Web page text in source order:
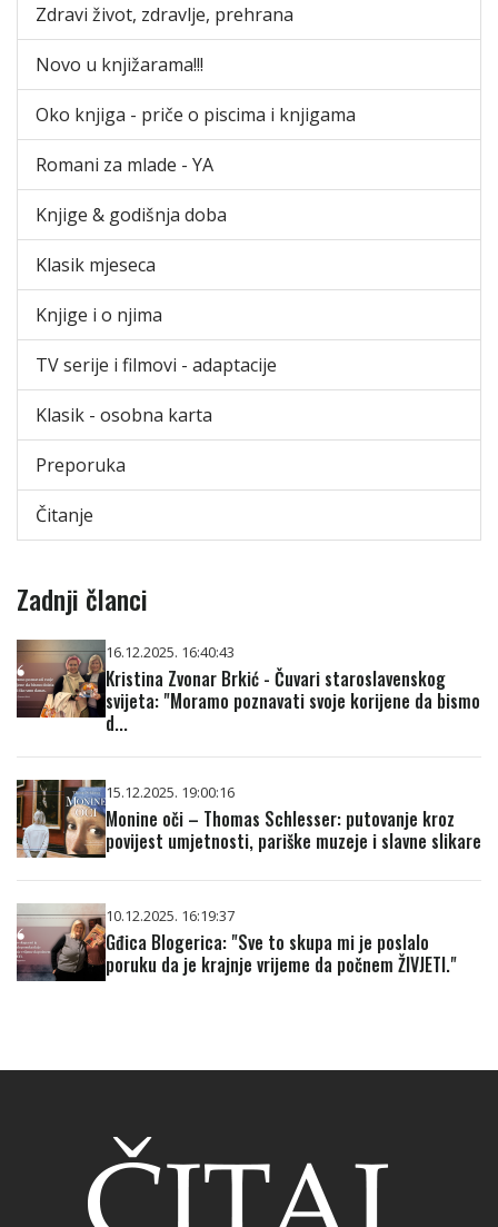
Zdravi život, zdravlje, prehrana
Novo u knjižarama!!!
Oko knjiga - priče o piscima i knjigama
Romani za mlade - YA
Knjige & godišnja doba
Klasik mjeseca
Knjige i o njima
TV serije i filmovi - adaptacije
Klasik - osobna karta
Preporuka
Čitanje
Zadnji članci
16.12.2025. 16:40:43
Kristina Zvonar Brkić - Čuvari staroslavenskog
svijeta: "Moramo poznavati svoje korijene da bismo
d...
15.12.2025. 19:00:16
Monine oči – Thomas Schlesser: putovanje kroz
povijest umjetnosti, pariške muzeje i slavne slikare
10.12.2025. 16:19:37
Gđica Blogerica: "Sve to skupa mi je poslalo
poruku da je krajnje vrijeme da počnem ŽIVJETI."